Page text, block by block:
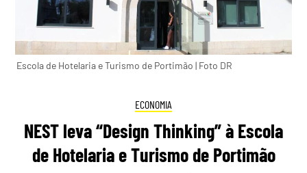
Escola de Hotelaria e Turismo de Portimão | Foto DR
ECONOMIA
NEST leva “Design Thinking” à Escola
de Hotelaria e Turismo de Portimão